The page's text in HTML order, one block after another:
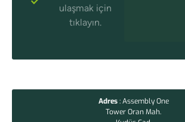
ulaşmak için
tıklayın.
Adres: Assembly One
Tower Oran Mah.